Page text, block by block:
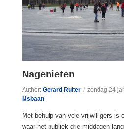
Nagenieten
Author: Gerard Ruiter / zondag 24
IJsbaan
Met behulp van vele vrijwilligers is
waar het publiek drie middagen